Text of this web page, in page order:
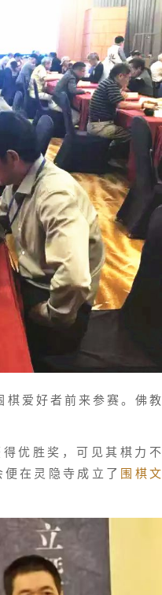
棋爱好者前来参赛。佛教
优胜奖，可见其棋力不
在灵隐寺成立了 围棋文